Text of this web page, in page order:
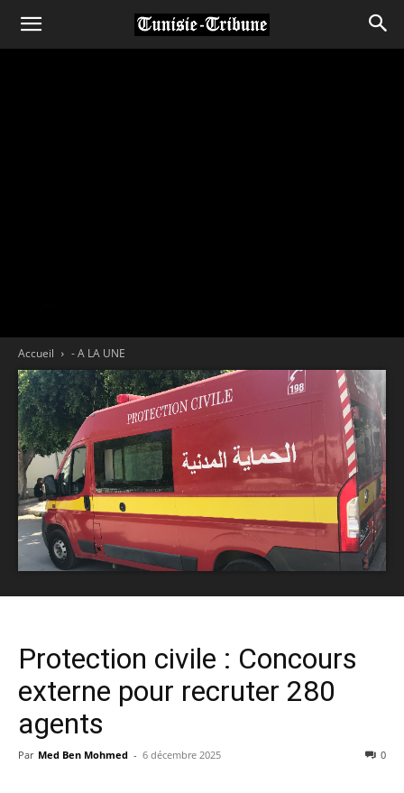
Accueil - A LA UNE
Protection civile : Concours
externe pour recruter 280
agents
Par Med Ben Mohmed - 6 décembre 2025 0